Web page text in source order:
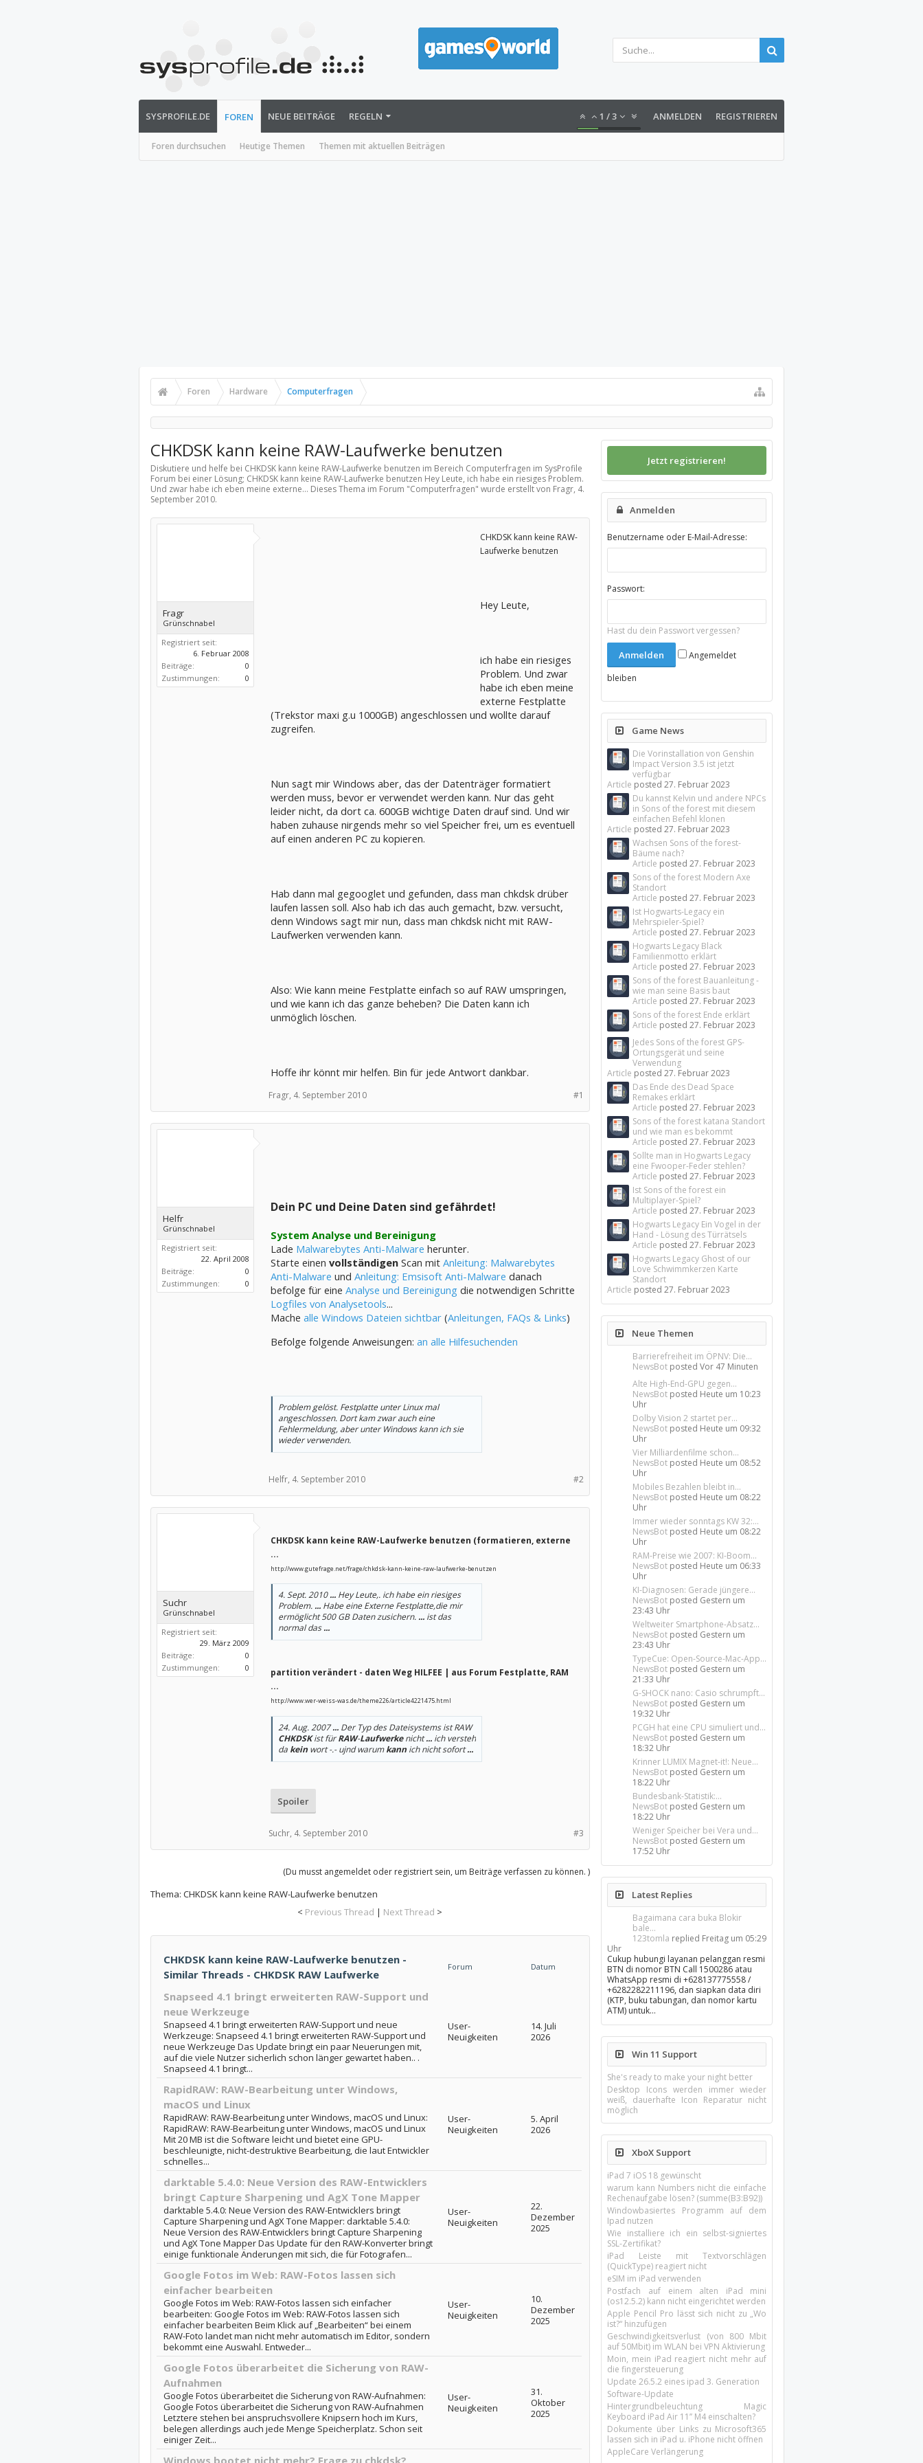
SYSPROFILE.DE FOREN
Foren durchsuchen Heutige Themen Themen mit aktuellen Beiträgen
NEUE BEITRÄGE REGELN 1 /3 ANMELDEN REGISTRIEREN
Foren Hardware Computerfragen
CHKDSK kann keine RAW-Laufwerke benutzen
Diskutiere und helfe bei CHKDSK kann keine RAW-Laufwerke benutzen im Bereich Computerfragen im SysProfile
Forum bei einer Lösung; CHKDSK kann keine RAW-Laufwerke benutzen Hey Leute, ich habe ein riesiges Problem.
Und zwar habe ich eben meine externe... Dieses Thema im Forum "Computerfragen" wurde erstellt von Fragr, 4.
September 2010.
Fragr
Grünschnabel
Registriert seit:
6. Februar 2008
Beiträge:
0
Zustimmungen:
0
CHKDSK kann keine RAW-
Laufwerke benutzen
Hey Leute,
ich habe ein riesiges
Problem. Und zwar
habe ich eben meine
externe Festplatte
(Trekstor maxi g.u 1000GB) angeschlossen und wollte darauf
zugreifen.
Nun sagt mir Windows aber, das der Datenträger formatiert
werden muss, bevor er verwendet werden kann. Nur das geht
leider nicht, da dort ca. 600GB wichtige Daten drauf sind. Und wir
haben zuhause nirgends mehr so viel Speicher frei, um es eventuell
auf einen anderen PC zu kopieren.
Hab dann mal gegooglet und gefunden, dass man chkdsk drüber
laufen lassen soll. Also hab ich das auch gemacht, bzw. versucht,
denn Windows sagt mir nun, dass man chkdsk nicht mit RAW-
Laufwerken verwenden kann.
Also: Wie kann meine Festplatte einfach so auf RAW umspringen,
und wie kann ich das ganze beheben? Die Daten kann ich
unmöglich löschen.
Hoffe ihr könnt mir helfen. Bin für jede Antwort dankbar.
#1
Fragr, 4. September 2010
Helfr
Grünschnabel
Registriert seit:
22. April 2008
Beiträge:
0
Zustimmungen:
0
Dein PC und Deine Daten sind gefährdet!
System Analyse und Bereinigung
Lade Malwarebytes Anti-Malware herunter.
Starte einen vollständigenScan mit Anleitung: Malwarebytes
Anti-Malware und Anleitung: Emsisoft Anti-Malware danach
befolge für eine Analyse und Bereinigungdie notwendigen Schritte
Logfiles von Analysetools...
Mache alle Windows Dateien sichtbar(Anleitungen, FAQs & Links)
Befolge folgende Anweisungen: an alle Hilfesuchenden
Problem gelöst. Festplatte unter Linux mal
angeschlossen. Dort kam zwar auch eine
Fehlermeldung, aber unter Windows kann ich sie
wieder verwenden.
#2
Helfr, 4. September 2010
Suchr
Grünschnabel
Registriert seit:
29. März 2009
Beiträge:
0
Zustimmungen:
0
CHKDSK kann keine RAW-Laufwerke benutzen (formatieren, externe
...
http://www.gutefrage.net/frage/chkdsk-kann-keine-raw-laufwerke-benutzen
4. Sept. 2010...Hey Leute,. ich habe ein riesiges
Problem. ...Habe eine Externe Festplatte,die mir
ermöglicht 500 GB Daten zusichern. ...ist das
normal das...
partition verändert - daten Weg HILFEE | aus Forum Festplatte, RAM
...
http://www.wer-weiss-was.de/theme226/article4221475.html
24. Aug. 2007...Der Typ des Dateisystems ist RAW
CHKDSKist fürRAW-Laufwerkenicht...ich versteh
da keinwort -.- ujnd warumkannich nicht sofort...
Spoiler
#3
Suchr, 4. September 2010
(Du musst angemeldet oder registriert sein, um Beiträge verfassen zu können. )
Thema: CHKDSK kann keine RAW-Laufwerke benutzen
< Previous Thread | Next Thread >
CHKDSK kann keine RAW-Laufwerke benutzen -
Similar Threads - CHKDSK RAW Laufwerke
Forum Datum
Snapseed 4.1 bringt erweiterten RAW-Support und
neue Werkzeuge
Snapseed 4.1 bringt erweiterten RAW-Support und neue
Werkzeuge: Snapseed 4.1 bringt erweiterten RAW-Support und
neue Werkzeuge Das Update bringt ein paar Neuerungen mit,
auf die viele Nutzer sicherlich schon länger gewartet haben.. .
Snapseed 4.1 bringt...
User-
Neuigkeiten
14. Juli
2026
RapidRAW: RAW-Bearbeitung unter Windows,
macOS und Linux
RapidRAW: RAW-Bearbeitung unter Windows, macOS und Linux:
RapidRAW: RAW-Bearbeitung unter Windows, macOS und Linux
Mit 20 MB ist die Software leicht und bietet eine GPU-
beschleunigte, nicht-destruktive Bearbeitung, die laut Entwickler
schnelles...
User-
Neuigkeiten
5. April
2026
darktable 5.4.0: Neue Version des RAW-Entwicklers
bringt Capture Sharpening und AgX Tone Mapper
darktable 5.4.0: Neue Version des RAW-Entwicklers bringt
Capture Sharpening und AgX Tone Mapper: darktable 5.4.0:
Neue Version des RAW-Entwicklers bringt Capture Sharpening
und AgX Tone Mapper Das Update für den RAW-Konverter bringt
einige funktionale Änderungen mit sich, die für Fotografen...
User-
Neuigkeiten
22.
Dezember
2025
Google Fotos im Web: RAW-Fotos lassen sich
einfacher bearbeiten
Google Fotos im Web: RAW-Fotos lassen sich einfacher
bearbeiten: Google Fotos im Web: RAW-Fotos lassen sich
einfacher bearbeiten Beim Klick auf „Bearbeiten“ bei einem
RAW-Foto landet man nicht mehr automatisch im Editor, sondern
bekommt eine Auswahl. Entweder...
User-
Neuigkeiten
10.
Dezember
2025
Google Fotos überarbeitet die Sicherung von RAW-
Aufnahmen
Google Fotos überarbeitet die Sicherung von RAW-Aufnahmen:
Google Fotos überarbeitet die Sicherung von RAW-Aufnahmen
Letztere stehen bei anspruchsvollere Knipsern hoch im Kurs,
belegen allerdings auch jede Menge Speicherplatz. Schon seit
einiger Zeit...
User-
Neuigkeiten
31.
Oktober
2025
Jetzt registrieren!
Anmelden
Benutzername oder E-Mail-Adresse:
Passwort:
Hast du dein Passwort vergessen?
Angemeldet
bleiben
Game News
Die Vorinstallation von Genshin
Impact Version 3.5 ist jetzt
verfügbar
Article posted27. Februar 2023
Du kannst Kelvin und andere NPCs
in Sons of the forest mit diesem
einfachen Befehl klonen
Article posted27. Februar 2023
Wachsen Sons of the forest-
Bäume nach?
Article posted27. Februar 2023
Sons of the forest Modern Axe
Standort
Article posted27. Februar 2023
Ist Hogwarts-Legacy ein
Mehrspieler-Spiel?
Article posted27. Februar 2023
Hogwarts Legacy Black
Familienmotto erklärt
Article posted27. Februar 2023
Sons of the forest Bauanleitung -
wie man seine Basis baut
Article posted27. Februar 2023
Sons of the forest Ende erklärt
Article posted27. Februar 2023
Jedes Sons of the forest GPS-
Ortungsgerät und seine
Verwendung
Article posted27. Februar 2023
Das Ende des Dead Space
Remakes erklärt
Article posted27. Februar 2023
Sons of the forest katana Standort
und wie man es bekommt
Article posted27. Februar 2023
Sollte man in Hogwarts Legacy
eine Fwooper-Feder stehlen?
Article posted27. Februar 2023
Ist Sons of the forest ein
Multiplayer-Spiel?
Article posted27. Februar 2023
Hogwarts Legacy Ein Vogel in der
Hand - Lösung des Türrätsels
Article posted27. Februar 2023
Hogwarts Legacy Ghost of our
Love Schwimmkerzen Karte
Standort
Article posted27. Februar 2023
Neue Themen
Barrierefreiheit im ÖPNV: Die...
NewsBot postedVor 47 Minuten
Alte High-End-GPU gegen...
NewsBot posted Heute um 10:23
Uhr
Dolby Vision 2 startet per...
NewsBot posted Heute um 09:32
Uhr
Vier Milliardenfilme schon...
NewsBot posted Heute um 08:52
Uhr
Mobiles Bezahlen bleibt in...
NewsBot posted Heute um 08:22
Uhr
Immer wieder sonntags KW 32:...
NewsBot posted Heute um 08:22
Uhr
RAM-Preise wie 2007: KI-Boom...
NewsBot posted Heute um 06:33
Uhr
KI-Diagnosen: Gerade jüngere...
NewsBot posted Gestern um
23:43 Uhr
Weltweiter Smartphone-Absatz...
NewsBot posted Gestern um
23:43 Uhr
TypeCue: Open-Source-Mac-App...
NewsBot posted Gestern um
21:33 Uhr
G-SHOCK nano: Casio schrumpft...
NewsBot posted Gestern um
19:32 Uhr
PCGH hat eine CPU simuliert und...
NewsBot posted Gestern um
18:32 Uhr
Krinner LUMIX Magnet-it!: Neue...
NewsBot posted Gestern um
18:22 Uhr
Bundesbank-Statistik:...
NewsBot posted Gestern um
18:22 Uhr
Weniger Speicher bei Vera und...
NewsBot posted Gestern um
17:52 Uhr
Latest Replies
Bagaimana cara buka Blokir
bale...
123tomla replied Freitag um 05:29
Uhr
Cukup hubungi layanan pelanggan resmi
BTN di nomor BTN Call 1500286 atau
WhatsApp resmi di +628137775558 /
+6282282211196, dan siapkan data diri
(KTP, buku tabungan, dan nomor kartu
ATM) untuk…
Win 11 Support
She's ready to make your night better
Desktop Icons werden immer wieder
weiß, dauerhafte Icon Reparatur nicht
möglich
XboX Support
iPad 7 iOS 18 gewünscht
warum kann Numbers nicht die einfache
Rechenaufgabe lösen? (summe(B3:B92))
Windowbasiertes Programm auf dem
Ipad nutzen
Wie installiere ich ein selbst-signiertes
SSL-Zertifikat?
iPad Leiste mit Textvorschlägen
(QuickType) reagiert nicht
eSIM im iPad verwenden
Postfach auf einem alten iPad mini
(os12.5.2) kann nicht eingerichtet werden
Apple Pencil Pro lässt sich nicht zu „Wo
ist?“ hinzufügen
Geschwindigkeitsverlust (von 800 Mbit
auf 50Mbit) im WLAN bei VPN Aktivierung
Moin, mein iPad reagiert nicht mehr auf
die fingersteuerung
Update 26.5.2 eines ipad 3. Generation
Software-Update
Hintergrundbeleuchtung Magic
Keyboard iPad Air 11’’ M4 einschalten?
Dokumente über Links zu Microsoft365
lassen sich in iPad u. iPhone nicht öffnen
AppleCare Verlängerung